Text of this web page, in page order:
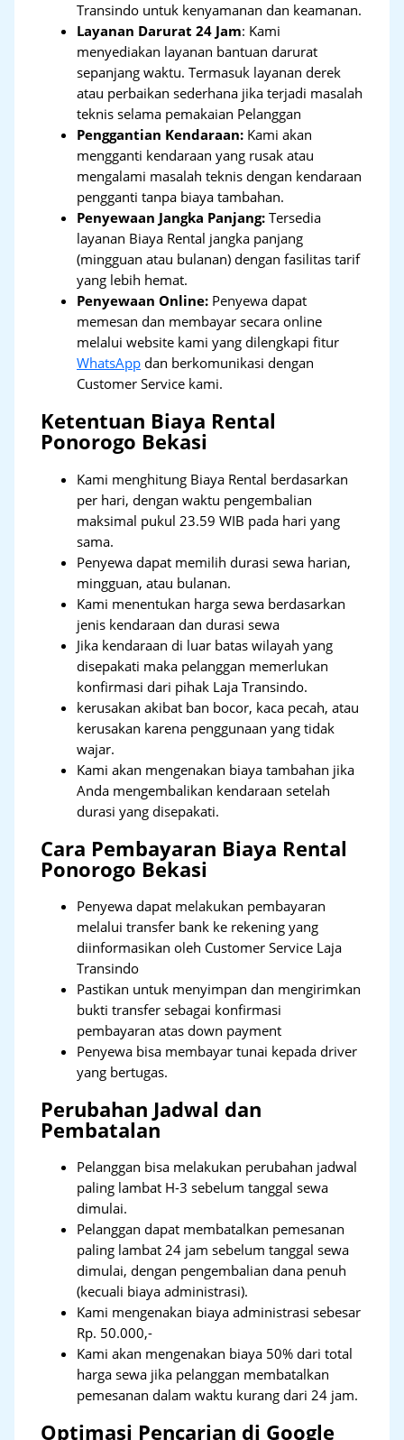
Transindo untuk kenyamanan dan keamanan.
Layanan Darurat 24 Jam: Kami
menyediakan layanan bantuan darurat
sepanjang waktu. Termasuk layanan derek
atau perbaikan sederhana jika terjadi masalah
teknis selama pemakaian Pelanggan
Penggantian Kendaraan: Kami akan
mengganti kendaraan yang rusak atau
mengalami masalah teknis dengan kendaraan
pengganti tanpa biaya tambahan.
Penyewaan Jangka Panjang: Tersedia
layanan Biaya Rental jangka panjang
(mingguan atau bulanan) dengan fasilitas tarif
yang lebih hemat.
Penyewaan Online: Penyewa dapat
memesan dan membayar secara online
melalui website kami yang dilengkapi fitur
WhatsApp dan berkomunikasi dengan
Customer Service kami.
Ketentuan Biaya Rental
Ponorogo Bekasi
Kami menghitung Biaya Rental berdasarkan
per hari, dengan waktu pengembalian
maksimal pukul 23.59 WIB pada hari yang
sama.
Penyewa dapat memilih durasi sewa harian,
mingguan, atau bulanan.
Kami menentukan harga sewa berdasarkan
jenis kendaraan dan durasi sewa
Jika kendaraan di luar batas wilayah yang
disepakati maka pelanggan memerlukan
konfirmasi dari pihak Laja Transindo.
kerusakan akibat ban bocor, kaca pecah, atau
kerusakan karena penggunaan yang tidak
wajar.
Kami akan mengenakan biaya tambahan jika
Anda mengembalikan kendaraan setelah
durasi yang disepakati.
Cara Pembayaran Biaya Rental
Ponorogo Bekasi
Penyewa dapat melakukan pembayaran
melalui transfer bank ke rekening yang
diinformasikan oleh Customer Service Laja
Transindo
Pastikan untuk menyimpan dan mengirimkan
bukti transfer sebagai konfirmasi
pembayaran atas down payment
Penyewa bisa membayar tunai kepada driver
yang bertugas.
Perubahan Jadwal dan
Pembatalan
Pelanggan bisa melakukan perubahan jadwal
paling lambat H-3 sebelum tanggal sewa
dimulai.
Pelanggan dapat membatalkan pemesanan
paling lambat 24 jam sebelum tanggal sewa
dimulai, dengan pengembalian dana penuh
(kecuali biaya administrasi).
Kami mengenakan biaya administrasi sebesar
Rp. 50.000,-
Kami akan mengenakan biaya 50% dari total
harga sewa jika pelanggan membatalkan
pemesanan dalam waktu kurang dari 24 jam.
Optimasi Pencarian di Google